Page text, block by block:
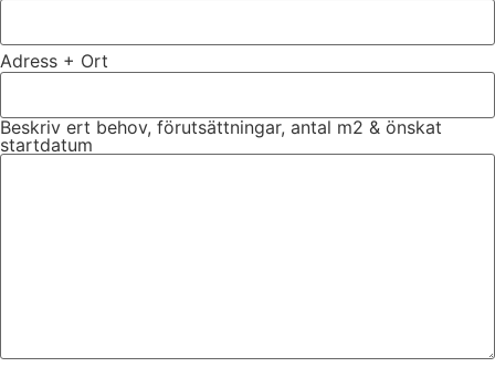
Adress + Ort
Beskriv ert behov, förutsättningar, antal m2 & önskat
startdatum